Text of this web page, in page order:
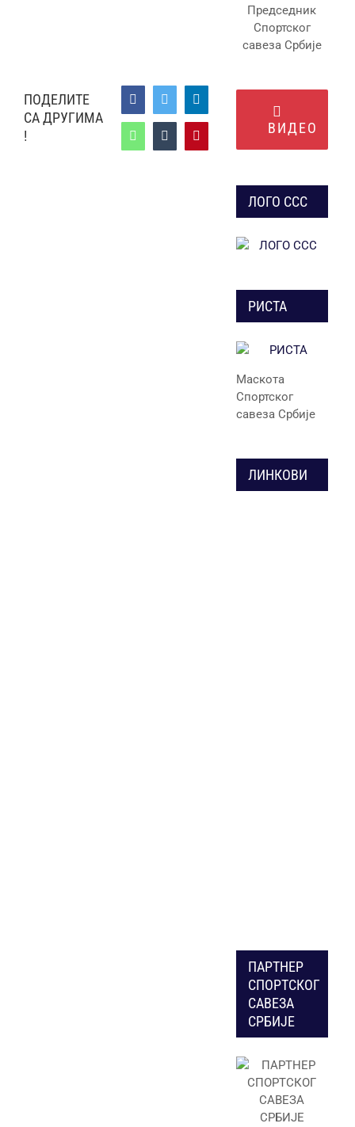
ПОДЕЛИТЕ
СА ДРУГИМА
!
FacebookTwitter
WhatsAppTumblr
Председник
Спортског
савеза Србије
ВИДЕО
ЛОГО ССС
РИСТА
Маскота
Спортског
савеза Србије
ЛИНКОВИ
ПАРТНЕР
СПОРТСКОГ
САВЕЗА
СРБИЈЕ